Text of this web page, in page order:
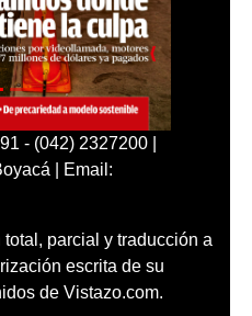
- (042) 2327200 |
| Email:
parcial y traducción a
escrita de su
de Vistazo.com.